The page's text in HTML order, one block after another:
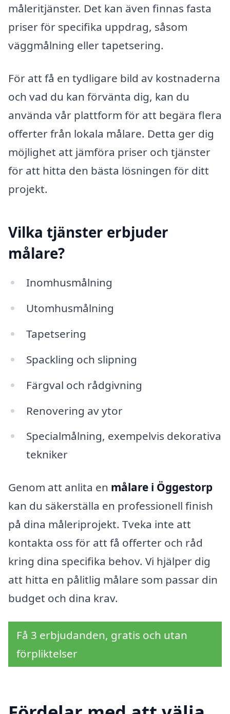
måleritjänster. Det kan även finnas fasta
priser för specifika uppdrag, såsom
väggmålning eller tapetsering.
För att få en tydligare bild av kostnaderna
och vad du kan förvänta dig, kan du
använda vår plattform för att begära flera
offerter från lokala målare. Detta ger dig
möjlighet att jämföra priser och tjänster
för att hitta den bästa lösningen för ditt
projekt.
Vilka tjänster erbjuder
målare?
Inomhusmålning
Utomhusmålning
Tapetsering
Spackling och slipning
Färgval och rådgivning
Renovering av ytor
Specialmålning, exempelvis dekorativa
tekniker
Genom att anlita en målare i Öggestorp
kan du säkerställa en professionell finish
på dina måleriprojekt. Tveka inte att
kontakta oss för att få offerter och råd
kring dina specifika behov. Vi hjälper dig
att hitta en pålitlig målare som passar din
budget och dina krav.
Få 3 erbjudanden, gratis och utan
förpliktelser